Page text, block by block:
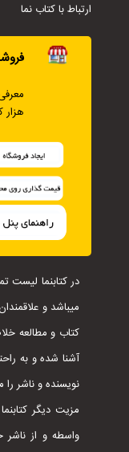
ارتباط با کتاب نما
هزار
در کتابنما لیست
میباشد و
کتاب و مطالعه
آشنا شده و به
نویسنده و ناشر را
مزیت دیگر
واسطه و از ناشر